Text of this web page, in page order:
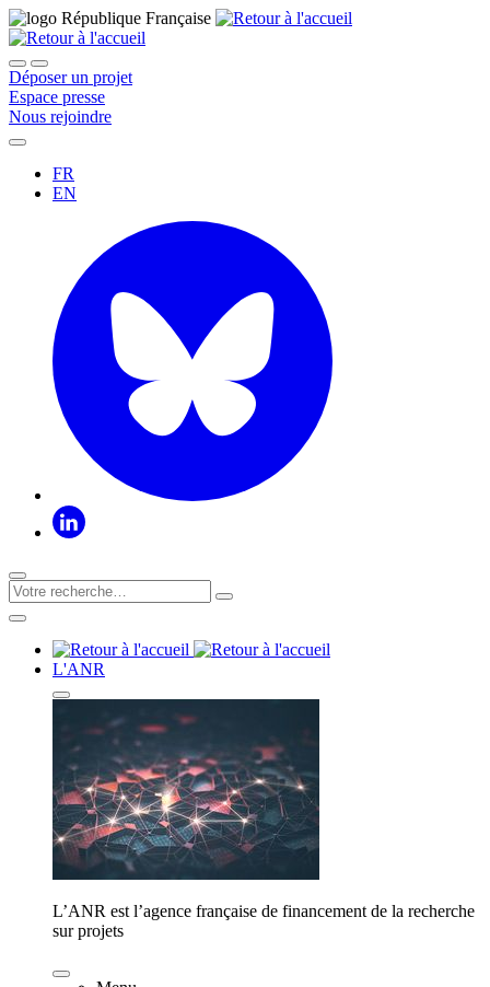
Déposer un projet
Espace presse
Nous rejoindre
FR
EN
L'ANR
L’ANR est l’agence française de financement de la recherche
sur projets